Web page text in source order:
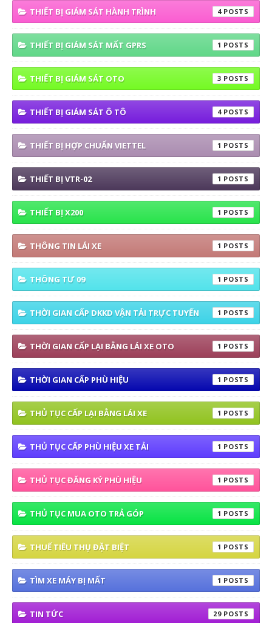
THIẾT BỊ GIÁM SÁT HÀNH TRÌNH 4
THIẾT BỊ GIÁM SÁT MẤT GPRS 1
THIẾT BỊ GIÁM SÁT OTO 3
THIẾT BỊ GIÁM SÁT Ô TÔ 4
THIẾT BỊ HỢP CHUẨN VIETTEL 1
THIẾT BỊ VTR-02 1
THIẾT BỊ X200 1
THÔNG TIN LÁI XE 1
THÔNG TƯ 09 1
THỜI GIAN CẤP DKKD VẬN TẢI TRỰC TUYẾN 1
THỜI GIAN CẤP LẠI BẰNG LÁI XE OTO 1
THỜI GIAN CẤP PHÙ HIỆU 1
THỦ TỤC CẤP LẠI BẰNG LÁI XE 1
THỦ TỤC CẤP PHÙ HIỆU XE TẢI 1
THỦ TỤC ĐĂNG KÝ PHÙ HIỆU 1
THỦ TỤC MUA OTO TRẢ GÓP 1
THUẾ TIÊU THỤ ĐẶT BIỆT 1
TÌM XE MÁY BỊ MẤT 1
TIN TỨC 29